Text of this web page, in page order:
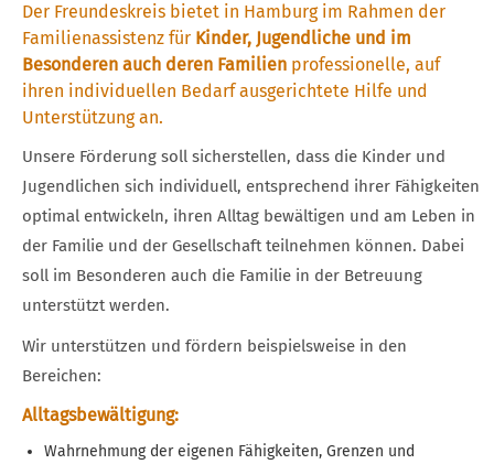
Der Freundeskreis bietet in Hamburg im Rahmen der
Familienassistenz für Kinder, Jugendliche und im
Besonderen auch deren Familien professionelle, auf
ihren individuellen Bedarf ausgerichtete Hilfe und
Unterstützung an.
Unsere Förderung soll sicherstellen, dass die Kinder und
Jugendlichen sich individuell, entsprechend ihrer Fähigkeiten
optimal entwickeln, ihren Alltag bewältigen und am Leben in
der Familie und der Gesellschaft teilnehmen können. Dabei
soll im Besonderen auch die Familie in der Betreuung
unterstützt werden.
Wir unterstützen und fördern beispielsweise in den
Bereichen:
Alltagsbewältigung:
Wahrnehmung der eigenen Fähigkeiten, Grenzen und